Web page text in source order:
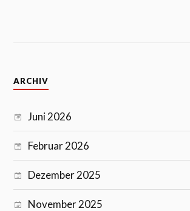
ARCHIV
Juni 2026
Februar 2026
Dezember 2025
November 2025